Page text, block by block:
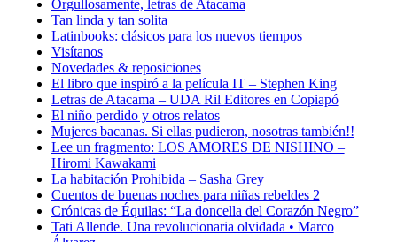
Orgullosamente, letras de Atacama
Tan linda y tan solita
Latinbooks: clásicos para los nuevos tiempos
Visítanos
Novedades & reposiciones
El libro que inspiró a la película IT – Stephen King
Letras de Atacama – UDA Ril Editores en Copiapó
El niño perdido y otros relatos
Mujeres bacanas. Si ellas pudieron, nosotras también!!
Lee un fragmento: LOS AMORES DE NISHINO –
Hiromi Kawakami
La habitación Prohibida – Sasha Grey
Cuentos de buenas noches para niñas rebeldes 2
Crónicas de Équilas: “La doncella del Corazón Negro”
Tati Allende. Una revolucionaria olvidada • Marco